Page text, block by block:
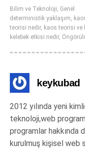
Bilim ve Teknoloji, Genel
deterministik yaklaşım,
teorisi nedir, kaos teorisi ve
kelebek etkisi nedir,
keykubad
2012 yılında yeni
teknoloji,web
programlar hakkında
kurulmuş kişisel web